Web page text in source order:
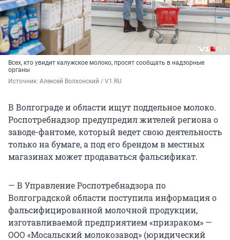
Всех, кто увидит калужское молоко, просят сообщать в надзорные
органы
Источник: Алексей Волхонский / V1.RU
В Волгограде и области ищут поддельное молоко.
Роспотребнадзор предупредил жителей региона о
заводе-фантоме, который ведет свою деятельность
только на бумаге, а под его брендом в местных
магазинах может продаваться фальсификат.
— В Управление Роспотребнадзора по
Волгоградской области поступила информация о
фальсифицированной молочной продукции,
изготавливаемой предприятием «призраком» —
ООО «Мосальский молокозавод» (юридический